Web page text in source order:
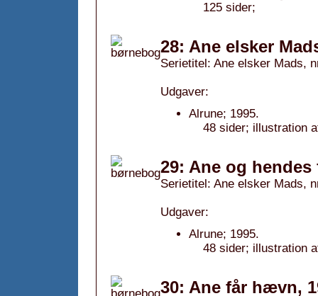
125 sider;
28: Ane elsker
Serietitel: Ane elsker Mads,
Udgaver:
Alrune; 1995.
48 sider; illustration
29: Ane og hendes
Serietitel: Ane elsker Mads,
Udgaver:
Alrune; 1995.
48 sider; illustration
30: Ane får hævn,